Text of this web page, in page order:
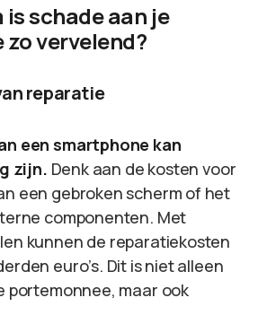
is schade aan je
vervelend?
reparatie
een smartphone kan
zijn. Denk aan de kosten voor
een gebroken scherm of het
componenten. Met
kunnen de reparatiekosten
euro’s. Dit is niet alleen
portemonnee, maar ook